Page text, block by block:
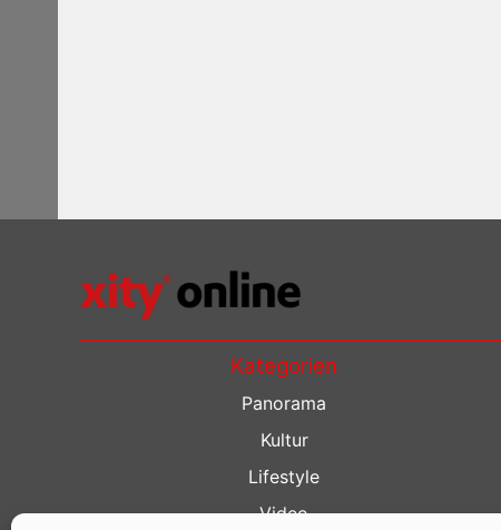
Kategorien
Panorama
Kultur
Lifestyle
Video